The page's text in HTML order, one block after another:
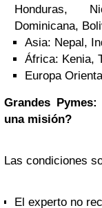
Honduras,
Dominicana,
Asia: Nepal,
África: Kenia,
Europa
Grandes
una misión?
Las condiciones
El experto no